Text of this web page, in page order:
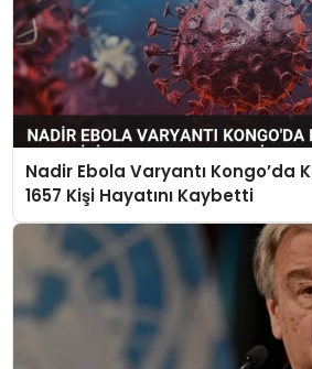
Nadir Ebola Varyantı Kongo’da
1657 Kişi Hayatını Kaybetti